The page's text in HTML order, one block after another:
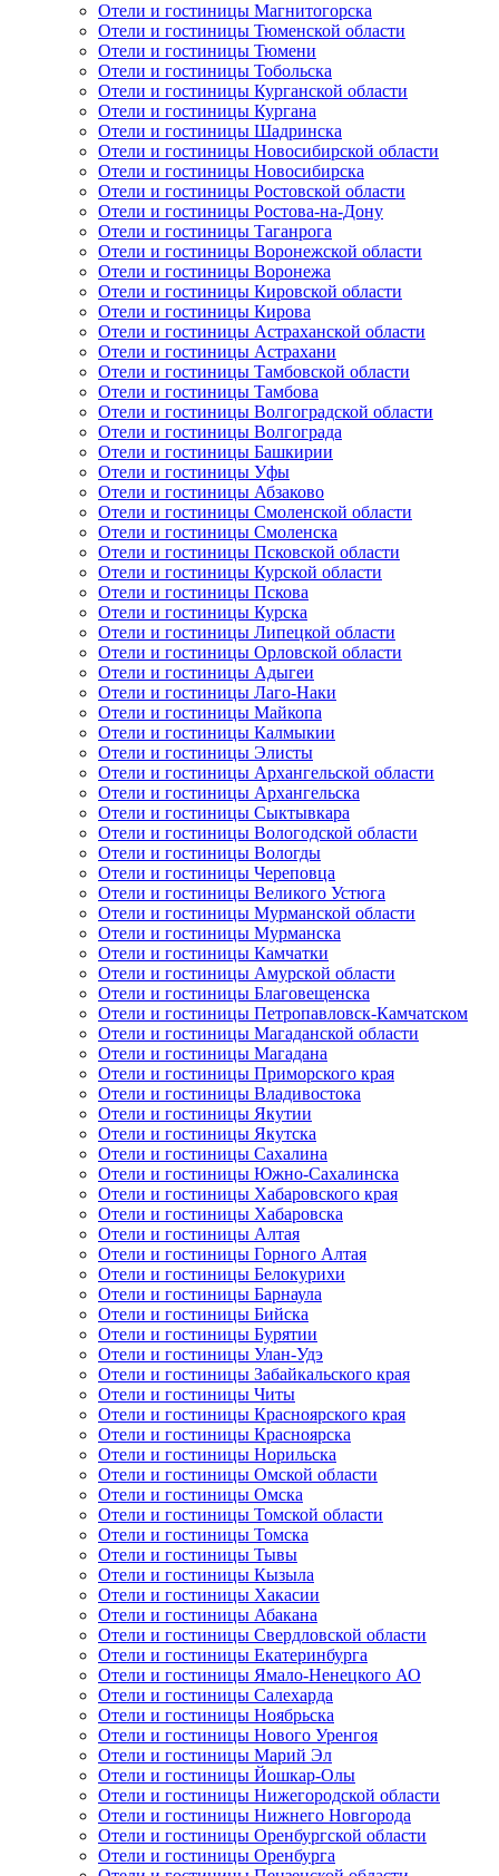
Отели и гостиницы Магнитогорска
Отели и гостиницы Тюменской области
Отели и гостиницы Тюмени
Отели и гостиницы Тобольска
Отели и гостиницы Курганской области
Отели и гостиницы Кургана
Отели и гостиницы Шадринска
Отели и гостиницы Новосибирской области
Отели и гостиницы Новосибирска
Отели и гостиницы Ростовской области
Отели и гостиницы Ростова-на-Дону
Отели и гостиницы Таганрога
Отели и гостиницы Воронежской области
Отели и гостиницы Воронежа
Отели и гостиницы Кировской области
Отели и гостиницы Кирова
Отели и гостиницы Астраханской области
Отели и гостиницы Астрахани
Отели и гостиницы Тамбовской области
Отели и гостиницы Тамбова
Отели и гостиницы Волгоградской области
Отели и гостиницы Волгограда
Отели и гостиницы Башкирии
Отели и гостиницы Уфы
Отели и гостиницы Абзаково
Отели и гостиницы Смоленской области
Отели и гостиницы Смоленска
Отели и гостиницы Псковской области
Отели и гостиницы Курской области
Отели и гостиницы Пскова
Отели и гостиницы Курска
Отели и гостиницы Липецкой области
Отели и гостиницы Орловской области
Отели и гостиницы Адыгеи
Отели и гостиницы Лаго-Наки
Отели и гостиницы Майкопа
Отели и гостиницы Калмыкии
Отели и гостиницы Элисты
Отели и гостиницы Архангельской области
Отели и гостиницы Архангельска
Отели и гостиницы Сыктывкара
Отели и гостиницы Вологодской области
Отели и гостиницы Вологды
Отели и гостиницы Череповца
Отели и гостиницы Великого Устюга
Отели и гостиницы Мурманской области
Отели и гостиницы Мурманска
Отели и гостиницы Камчатки
Отели и гостиницы Амурской области
Отели и гостиницы Благовещенска
Отели и гостиницы Петропавловск-Камчатском
Отели и гостиницы Магаданской области
Отели и гостиницы Магадана
Отели и гостиницы Приморского края
Отели и гостиницы Владивостока
Отели и гостиницы Якутии
Отели и гостиницы Якутска
Отели и гостиницы Сахалина
Отели и гостиницы Южно-Сахалинска
Отели и гостиницы Хабаровского края
Отели и гостиницы Хабаровска
Отели и гостиницы Алтая
Отели и гостиницы Горного Алтая
Отели и гостиницы Белокурихи
Отели и гостиницы Барнаула
Отели и гостиницы Бийска
Отели и гостиницы Бурятии
Отели и гостиницы Улан-Удэ
Отели и гостиницы Забайкальского края
Отели и гостиницы Читы
Отели и гостиницы Красноярского края
Отели и гостиницы Красноярска
Отели и гостиницы Норильска
Отели и гостиницы Омской области
Отели и гостиницы Омска
Отели и гостиницы Томской области
Отели и гостиницы Томска
Отели и гостиницы Тывы
Отели и гостиницы Кызыла
Отели и гостиницы Хакасии
Отели и гостиницы Абакана
Отели и гостиницы Свердловской области
Отели и гостиницы Екатеринбурга
Отели и гостиницы Ямало-Ненецкого АО
Отели и гостиницы Салехарда
Отели и гостиницы Ноябрьска
Отели и гостиницы Нового Уренгоя
Отели и гостиницы Марий Эл
Отели и гостиницы Йошкар-Олы
Отели и гостиницы Нижегородской области
Отели и гостиницы Нижнего Новгорода
Отели и гостиницы Оренбургской области
Отели и гостиницы Оренбурга